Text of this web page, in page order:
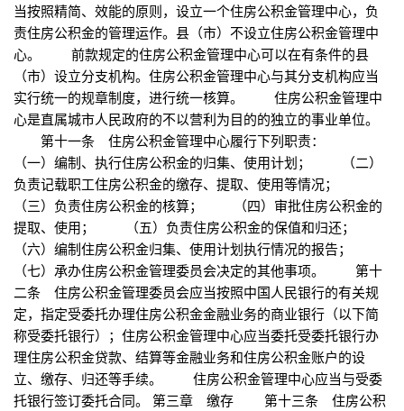
当按照精简、效能的原则，设立一个住房公积金管理中心，负
责住房公积金的管理运作。县（市）不设立住房公积金管理中
心。 前款规定的住房公积金管理中心可以在有条件的县
（市）设立分支机构。住房公积金管理中心与其分支机构应当
实行统一的规章制度，进行统一核算。 住房公积金管理中
心是直属城市人民政府的不以营利为目的的独立的事业单位。
第十一条 住房公积金管理中心履行下列职责：
（一）编制、执行住房公积金的归集、使用计划； （二）
负责记载职工住房公积金的缴存、提取、使用等情况；
（三）负责住房公积金的核算； （四）审批住房公积金的
提取、使用； （五）负责住房公积金的保值和归还；
（六）编制住房公积金归集、使用计划执行情况的报告；
（七）承办住房公积金管理委员会决定的其他事项。 第十
二条 住房公积金管理委员会应当按照中国人民银行的有关规
定，指定受委托办理住房公积金金融业务的商业银行（以下简
称受委托银行）；住房公积金管理中心应当委托受委托银行办
理住房公积金贷款、结算等金融业务和住房公积金账户的设
立、缴存、归还等手续。 住房公积金管理中心应当与受委
托银行签订委托合同。 第三章 缴存 第十三条 住房公积